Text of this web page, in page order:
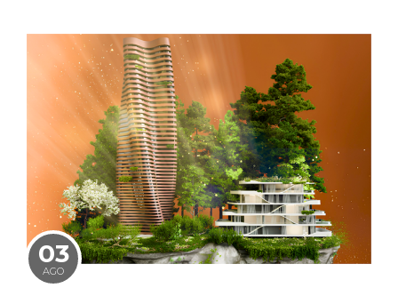
03
AGO